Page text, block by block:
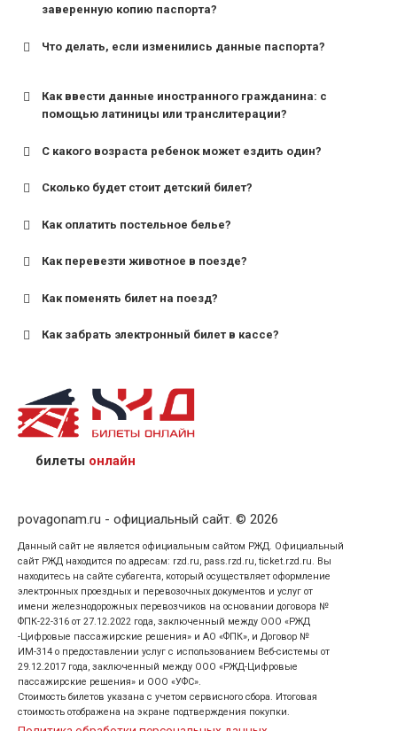
заверенную копию паспорта?
Что делать, если изменились данные паспорта?
Как ввести данные иностранного гражданина: с
помощью латиницы или транслитерации?
С какого возраста ребенок может ездить один?
для поездов дальнего следования — от 10 лет и
для пригородных поездов — от 7 лет.
Сколько будет стоит детский билет?
Как оплатить постельное белье?
Как перевезти животное в поезде?
Как поменять билет на поезд?
Как забрать электронный билет в кассе?
назвав кассиру 14-значный номер заказа;
предъявив удостоверение личности пассажира, на
кого оформлен билет.
билеты онлайн
povagonam.ru - официальный сайт. © 2026
Данный сайт не является официальным сайтом РЖД. Официальный
сайт РЖД находится по адресам: rzd.ru, pass.rzd.ru, ticket.rzd.ru. Вы
находитесь на сайте субагента, который осуществляет оформление
электронных проездных и перевозочных документов и услуг от
имени железнодорожных перевозчиков на основании договора №
ФПК-22-316 от 27.12.2022 года, заключенный между ООО «РЖД
-Цифровые пассажирские решения» и АО «ФПК», и Договор №
ИМ-314 о предоставлении услуг с использованием Веб-системы от
29.12.2017 года, заключенный между ООО «РЖД-Цифровые
пассажирские решения» и ООО «УФС».
Стоимость билетов указана с учетом сервисного сбора. Итоговая
стоимость отображена на экране подтверждения покупки.